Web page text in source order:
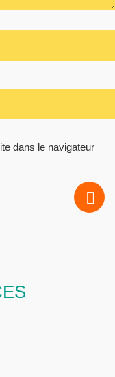
dans le navigateur